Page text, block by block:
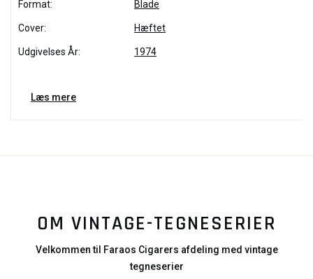
Format: Blade
Cover: Hæftet
Udgivelses År: 1974
Læs mere
OM VINTAGE-TEGNESERIER
Velkommen til Faraos Cigarers afdeling med vintage
tegneserier